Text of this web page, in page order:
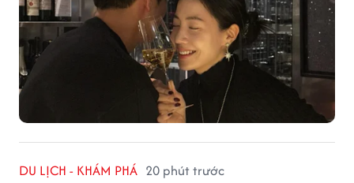
DU LỊCH - KHÁM PHÁ 20 phút trước